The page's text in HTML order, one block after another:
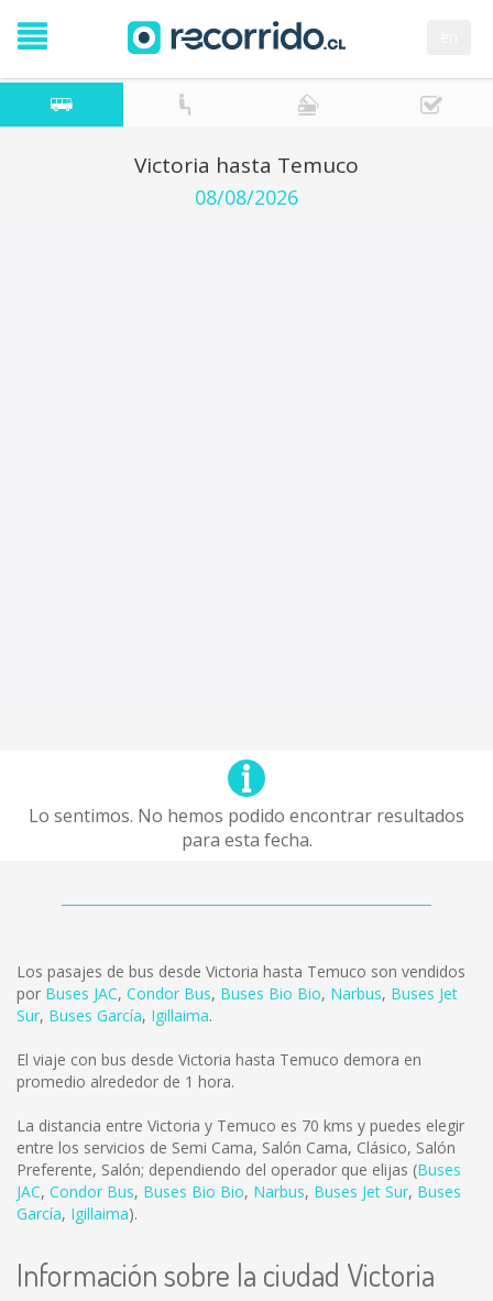
Victoria hasta Temuco
08/08/2026
Lo sentimos. No hemos podido encontrar resultados
para esta fecha.
Los pasajes de bus desde Victoria hasta Temuco son vendidos
por Buses JAC, Condor Bus, Buses Bio Bio, Narbus, Buses Jet
Sur, Buses García, Igillaima.
El viaje con bus desde Victoria hasta Temuco demora en
promedio alrededor de 1 hora.
La distancia entre Victoria y Temuco es 70 kms y puedes elegir
entre los servicios de Semi Cama, Salón Cama, Clásico, Salón
Preferente, Salón; dependiendo del operador que elijas (Buses
JAC, Condor Bus, Buses Bio Bio, Narbus, Buses Jet Sur, Buses
García, Igillaima).
Información sobre la ciudad Victoria